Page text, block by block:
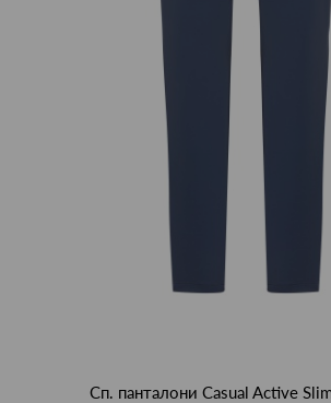
Сп. панталони Casual Active